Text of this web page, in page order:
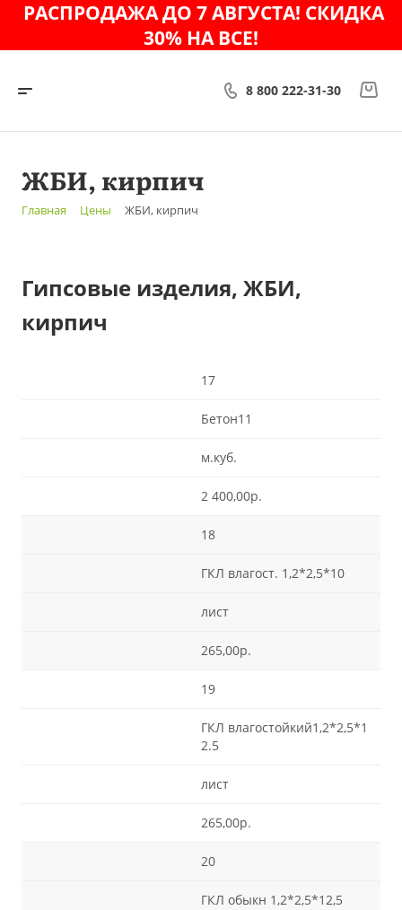
РАСПРОДАЖА ДО 7 АВГУСТА! СКИДКА
30% НА ВСЕ!
8 800 222-31-30
ЖБИ, кирпич
Главная Цены ЖБИ, кирпич
Гипсовые изделия, ЖБИ,
кирпич
17
Бетон11
м.куб.
2 400,00р.
18
ГКЛ влагост. 1,2*2,5*10
лист
265,00р.
19
ГКЛ влагостойкий1,2*2,5*1
2.5
лист
265,00р.
20
ГКЛ обыкн 1,2*2,5*12,5